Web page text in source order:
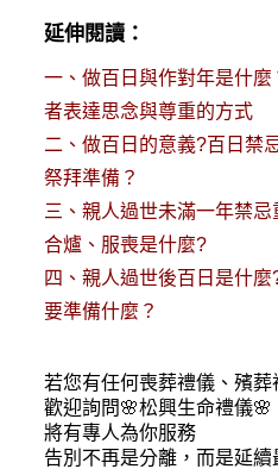
延伸閱讀：
一、 做百日與作對年是什
者表達思念與尊重的方式
二、 做百日的意義?百日禁
祭拜準備？
三、 親人過世未滿一年禁忌
合爐、服喪是什麼?
四、 親人過世後百日是什
要準備什麼？
若您有任何喪葬禮儀、殯葬
歡迎詢問🌸松興生命禮儀🌸
將有專人為你服務
告別不再是分離，而是延續